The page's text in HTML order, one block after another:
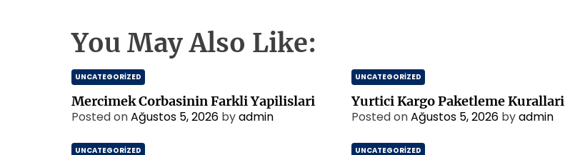
You May Also Like:
UNCATEGORIZED
Mercimek Corbasinin Farkli Yapilislari
Posted onAğustos 5, 2026 byadmin
UNCATEGORIZED
Yurtici Kargo Paketleme Kurallari
Posted onAğustos 5, 2026 byadmin
UNCATEGORIZED UNCATEGORIZED